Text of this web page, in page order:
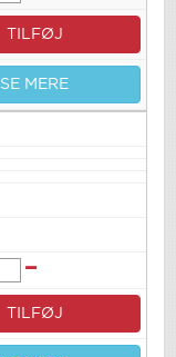
TILFØJ
SE MERE
TILFØJ